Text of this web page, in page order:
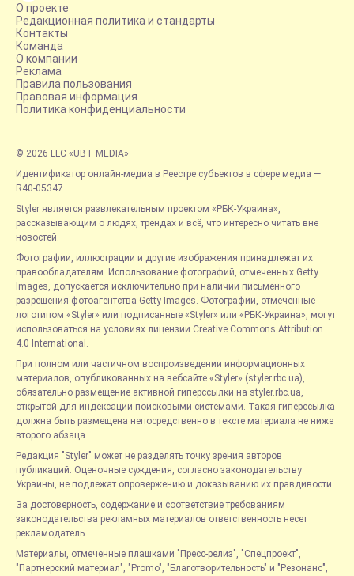
О проекте
Редакционная политика и стандарты
Контакты
Команда
О компании
Реклама
Правила пользования
Правовая информация
Политика конфиденциальности
© 2026 LLC «UBT MEDIA»
Идентификатор онлайн-медиа в Реестре субъектов в сфере медиа —
R40-05347
Styler является развлекательным проектом «РБК-Украина»,
рассказывающим о людях, трендах и всё, что интересно читать вне
новостей.
Фотографии, иллюстрации и другие изображения принадлежат их
правообладателям. Использование фотографий, отмеченных Getty
Images, допускается исключительно при наличии письменного
разрешения фотоагентства Getty Images. Фотографии, отмеченные
логотипом «Styler» или подписанные «Styler» или «РБК-Украина», могут
использоваться на условиях лицензии Creative Commons Attribution
4.0 International.
При полном или частичном воспроизведении информационных
материалов, опубликованных на вебсайте «Styler» (styler.rbc.ua),
обязательно размещение активной гиперссылки на styler.rbc.ua,
открытой для индексации поисковыми системами. Такая гиперссылка
должна быть размещена непосредственно в тексте материала не ниже
второго абзаца.
Редакция "Styler" может не разделять точку зрения авторов
публикаций. Оценочные суждения, согласно законодательству
Украины, не подлежат опровержению и доказыванию их правдивости.
За достоверность, содержание и соответствие требованиям
законодательства рекламных материалов ответственность несет
рекламодатель.
Материалы, отмеченные плашками "Пресс-релиз", "Спецпроект",
"Партнерский материал", "Promo", "Благотворительность" и "Резонанс",